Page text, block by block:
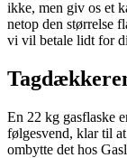
ikke, men giv os et
netop den størrelse
vi vil betale lidt for
En 22 kg gasflaske
følgesvend, klar til
ombytte det hos